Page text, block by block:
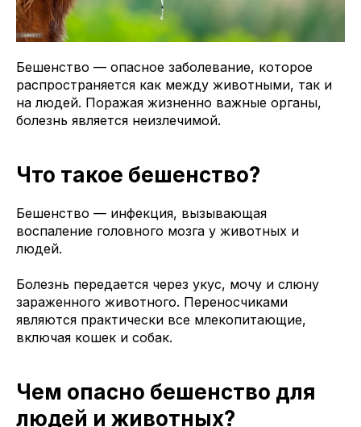
Бешенство — опасное заболевание, которое
распространяется как между животными, так и
на людей. Поражая жизненно важные органы,
болезнь является неизлечимой.
Что такое бешенство?
Бешенство — инфекция, вызывающая
воспаление головного мозга у животных и
людей.
Болезнь передается через укус, мочу и слюну
зараженного животного. Переносчиками
являются практически все млекопитающие,
включая кошек и собак.
Чем опасно бешенство для
людей и животных?